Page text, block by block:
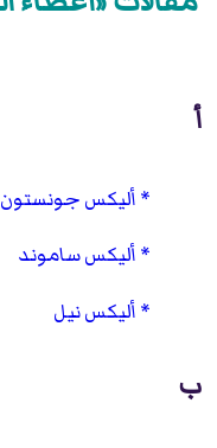
أ
أليكس جونستون
أليكس ساموند
أليكس نيل
ب